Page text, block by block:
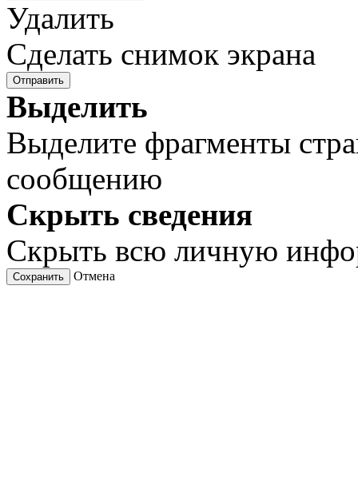
Удалить
Сделать снимок экрана
Отправить
Выделить
Выделите фрагменты
сообщению
Скрыть сведения
Скрыть всю личную
Сохранить Отмена